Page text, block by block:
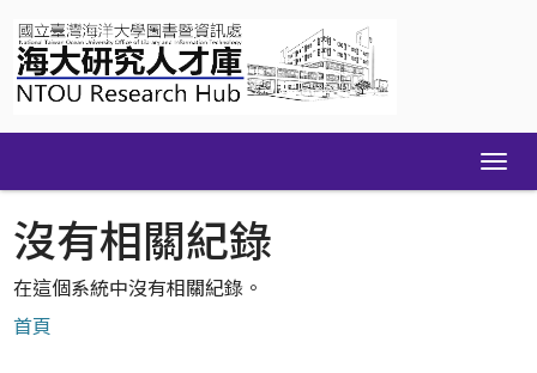
navigation
沒有相關紀錄
在這個系統中沒有相關紀錄。
首頁